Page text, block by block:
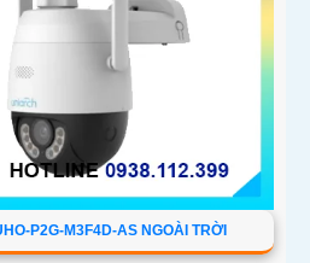
P2G-M3F4D-AS NGOÀI TRỜI